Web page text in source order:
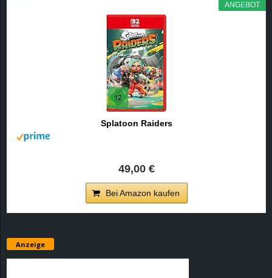
ANGEBOT
Splatoon Raiders
49,00 €
Bei Amazon kaufen
Anzeige